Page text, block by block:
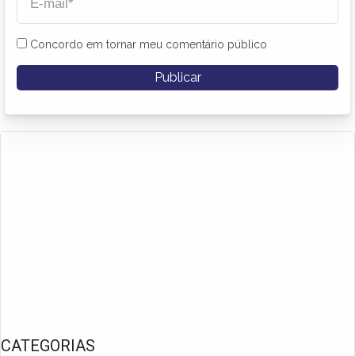
Concordo em tornar meu comentário público
CATEGORIAS